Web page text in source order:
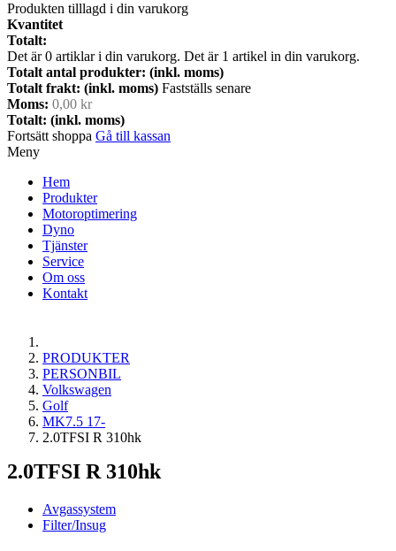
Produkten tilllagd i din varukorg
Kvantitet
Totalt:
Det är0 artiklar i din varukorg. Det är 1 artikel in din varukorg.
Totalt antal produkter: (inkl. moms)
Totalt frakt: (inkl. moms) Fastställs senare
Moms: 0,00 kr
Totalt: (inkl. moms)
Fortsätt shoppa Gå till kassan
Meny
Hem
Produkter
Motoroptimering
Dyno
Tjänster
Service
Om oss
Kontakt
PRODUKTER
PERSONBIL
Volkswagen
Golf
MK7.5 17-
2.0TFSI R 310hk
2.0TFSI R 310hk
Avgassystem
Filter/Insug